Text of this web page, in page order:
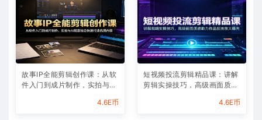
故事IP全能剪辑创作课：从软
件入门到成片制作，实拍与AI
4.6E币
短视频投流剪辑精品课：讲解
剪辑实操技巧，高级画面质感
4.6E币